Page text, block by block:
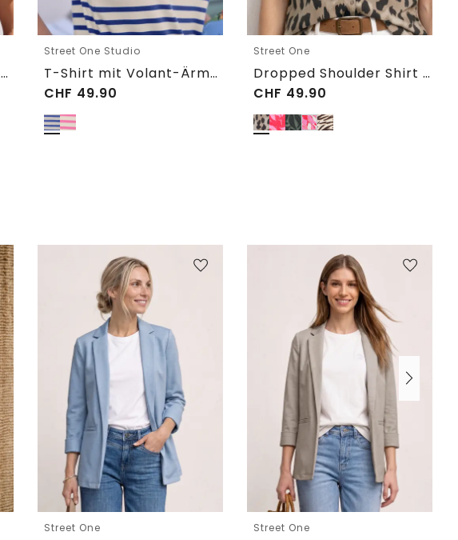
T-Shirt mit Rundhals und Embroidery-Detail
Street One Studio
T-Shirt mit Volant-Ärmeln und Print
CHF 49.90
Street One
Dropped Shoulder Shirt im Blusen-Look
CHF 49.90
Street One Street One